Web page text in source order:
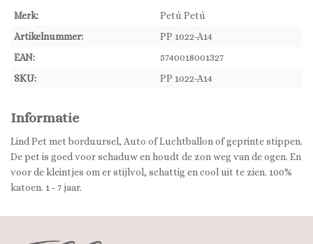
Merk:
Petú Petú
Artikelnummer:
PP 1022-A14
EAN:
5740018001327
SKU:
PP 1022-A14
Informatie
Lind Pet met borduursel, Auto of Luchtballon of geprinte stippen.
De pet is goed voor schaduw en houdt de zon weg van de ogen. En
voor de kleintjes om er stijlvol, schattig en cool uit te zien. 100%
katoen. 1 - 7 jaar.